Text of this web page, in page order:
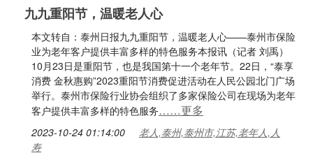
九九重阳节，温暖老人心
本文转自：泰州日报九九重阳节，温暖老人心——泰州市保险
业为老年客户提供丰富多样的特色服务本报讯（记者 刘禹）
10月23日是重阳节，也是我国第十一个老年节。22日，“泰享
消费 金秋惠购”2023重阳节消费促进活动在人民公园北门广场
举行。泰州市保险行业协会组织了多家保险公司在现场为老年
客户提供丰富多样的特色服务……更多
2023-10-24 01:14:00
老人,泰州,泰州市,江苏,老年人,人
寿